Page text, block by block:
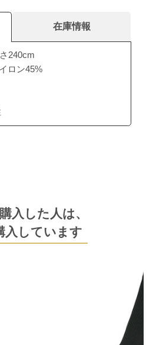
在庫情報
240cm
ロン45%
入した人は、
入しています